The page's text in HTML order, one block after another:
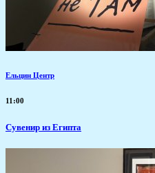
Ельцин Центр
11:00
Сувенир из Египта